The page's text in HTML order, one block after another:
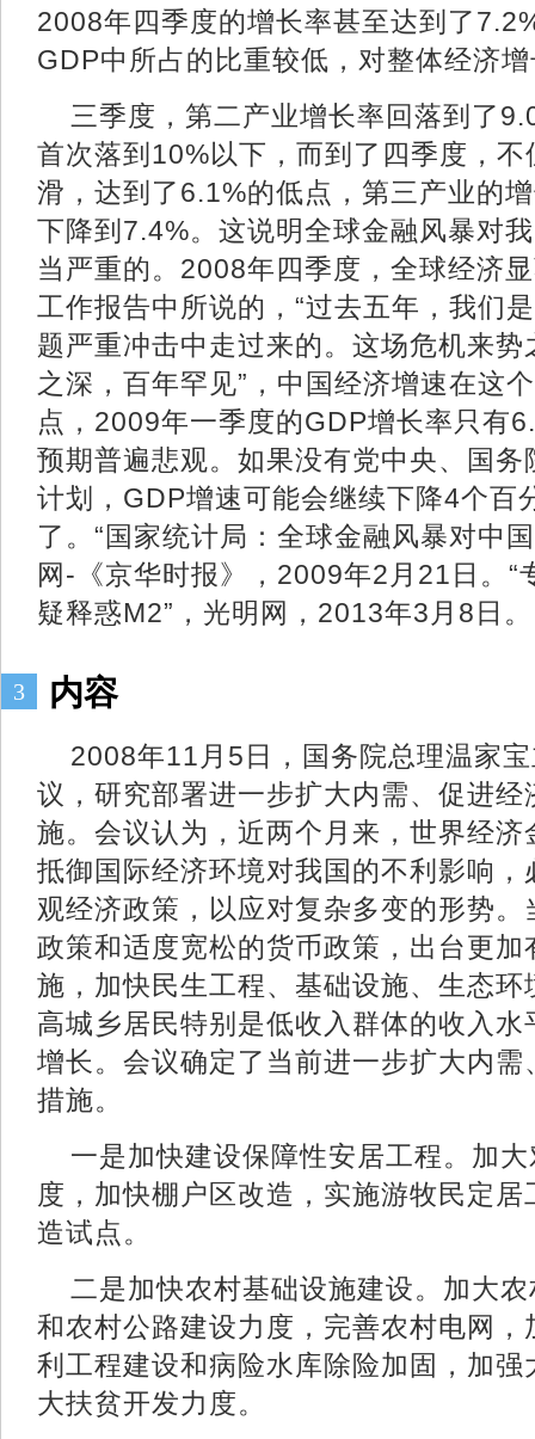
2008年四季度的增长率甚至达到了
GDP中所占的比重较低，对整体经济
三季度，第二产业增长率回落到了
首次落到10%以下，而到了四季度，
滑，达到了6.1%的低点，第三产业的
下降到7.4%。这说明全球金融风暴对
当严重的。2008年四季度，全球经济
工作报告中所说的，“过去五年，我们
题严重冲击中走过来的。这场危机来
之深，百年罕见”，中国经济增速在这
点，2009年一季度的GDP增长率只有
预期普遍悲观。如果没有党中央、国
计划，GDP增速可能会继续下降4个百
了。“国家统计局：全球金融风暴对中
网-《京华时报》，2009年2月21日。“
疑释惑M2”，光明网，2013年3月8日。
3 内容
2008年11月5日，国务院总理温家
议，研究部署进一步扩大内需、促进
施。会议认为，近两个月来，世界经
抵御国际经济环境对我国的不利影响
观经济政策，以应对复杂多变的形势
政策和适度宽松的货币政策，出台更
施，加快民生工程、基础设施、生态
高城乡居民特别是低收入群体的收入
增长。会议确定了当前进一步扩大内
措施。
一是加快建设保障性安居工程。加
度，加快棚户区改造，实施游牧民定
造试点。
二是加快农村基础设施建设。加大
和农村公路建设力度，完善农村电网
利工程建设和病险水库除险加固，加
大扶贫开发力度。